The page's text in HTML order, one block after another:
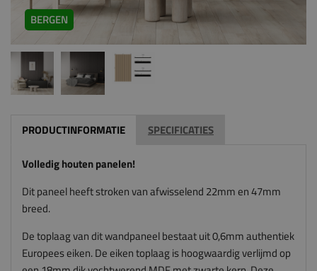
BERGEN
PRODUCTINFORMATIE SPECIFICATIES
Volledig houten panelen!
Dit paneel heeft stroken van afwisselend 22mm en 47mm
breed.
De toplaag van dit wandpaneel bestaat uit 0,6mm authentiek
Europees eiken. De eiken toplaag is hoogwaardig verlijmd op